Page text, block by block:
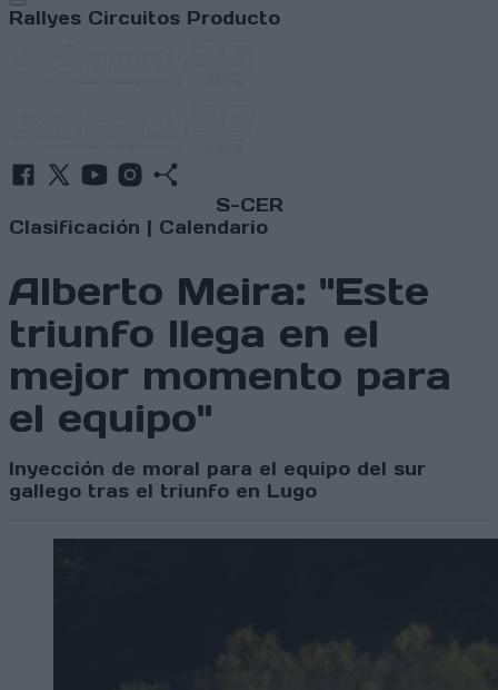
Abrir menú
Rallyes Circuitos Producto
S-CER
Clasificación | Calendario
Alberto Meira: "Este
triunfo llega en el
mejor momento para
el equipo"
Inyección de moral para el equipo del sur
gallego tras el triunfo en Lugo